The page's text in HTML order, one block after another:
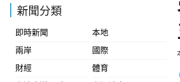
新聞分類
即時新聞
本地
兩岸
國際
財經
體育